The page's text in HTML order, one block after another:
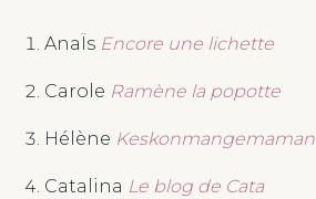
AnaÏs Encore une lichette
Carole Ramène la popotte
Hélène Keskonmangemaman
Catalina Le blog de Cata